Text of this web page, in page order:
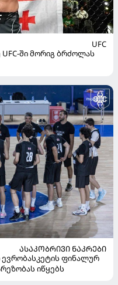
UFC
ში მორიგ ბრძოლას
ᲐᲡᲐᲙᲝᲑᲠᲘᲕᲘ ᲜᲐᲙᲠᲔᲑᲘ
ევრობასკეტის ფინალურ
იწყებს